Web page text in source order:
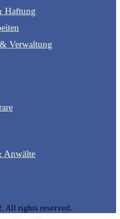
Haftung
Verwaltung
Anwälte
All rights reserved.